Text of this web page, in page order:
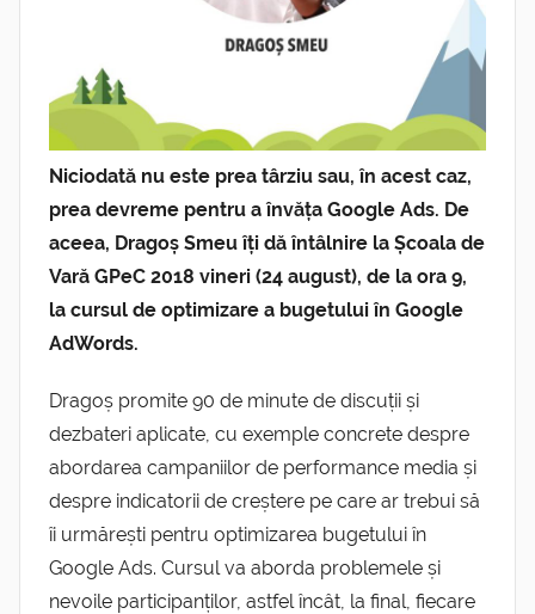
Niciodată nu este prea târziu sau, în acest caz,
prea devreme pentru a învăța Google Ads. De
aceea, Dragoș Smeu îți dă întâlnire la Școala de
Vară GPeC 2018 vineri (24 august), de la ora 9,
la cursul de optimizare a bugetului în Google
AdWords.
Dragoș promite 90 de minute de discuții și
dezbateri aplicate, cu exemple concrete despre
abordarea campaniilor de performance media și
despre indicatorii de creștere pe care ar trebui să
îi urmărești pentru optimizarea bugetului în
Google Ads. Cursul va aborda problemele și
nevoile participanților, astfel încât, la final, fiecare